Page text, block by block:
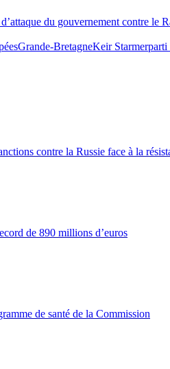
du gouvernement contre le
Grande-BretagneKeir Starmerparti
contre la Russie face à la
de 890 millions d’euros
de santé de la Commission